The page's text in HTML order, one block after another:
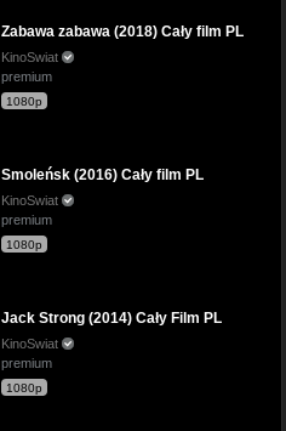
Zabawa zabawa (2018) Cały film PL
KinoSwiat
premium
1080p
Smoleńsk (2016) Cały film PL
KinoSwiat
premium
1080p
Jack Strong (2014) Cały Film PL
KinoSwiat
premium
1080p